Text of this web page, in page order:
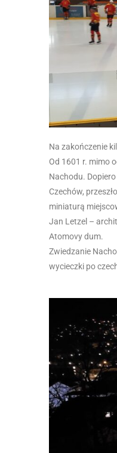
Na zakończenie
Od 1601 r. mimo
Nachodu.
Czechów,
miniaturą
Jan Letzel –
Atomovy dum.
Zwiedzanie
wycieczki po